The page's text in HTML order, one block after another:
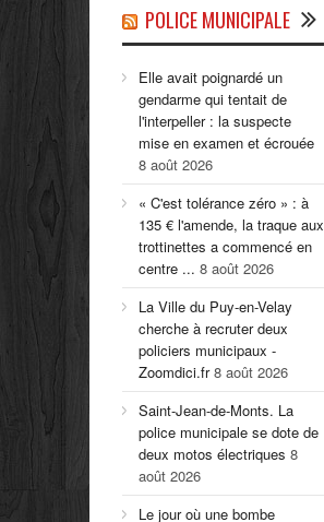
POLICE MUNICIPALE
Elle avait poignardé un
gendarme qui tentait de
l'interpeller : la suspecte
mise en examen et écrouée
8 août 2026
« C'est tolérance zéro » : à
135 € l'amende, la traque aux
trottinettes a commencé en
centre ... 8 août 2026
La Ville du Puy-en-Velay
cherche à recruter deux
policiers municipaux -
Zoomdici.fr 8 août 2026
Saint-Jean-de-Monts. La
police municipale se dote de
deux motos électriques 8
août 2026
Le jour où une bombe